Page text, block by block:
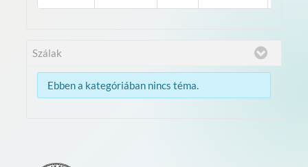
Szálak
Ebben a kategóriában nincs téma.